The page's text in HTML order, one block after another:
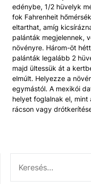
edénybe, 1/2 hüvelyk
fok Fahrenheit
eltarthat, amíg
palánták megjelennek,
növényre. Három-öt
palánták legalább 2
majd ültessük át a
elmúlt. Helyezze a
egymástól. A mexikói
helyet foglalnak el,
rácson vagy